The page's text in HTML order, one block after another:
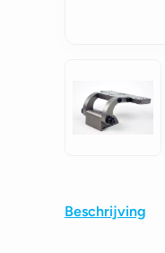
Beschrijving